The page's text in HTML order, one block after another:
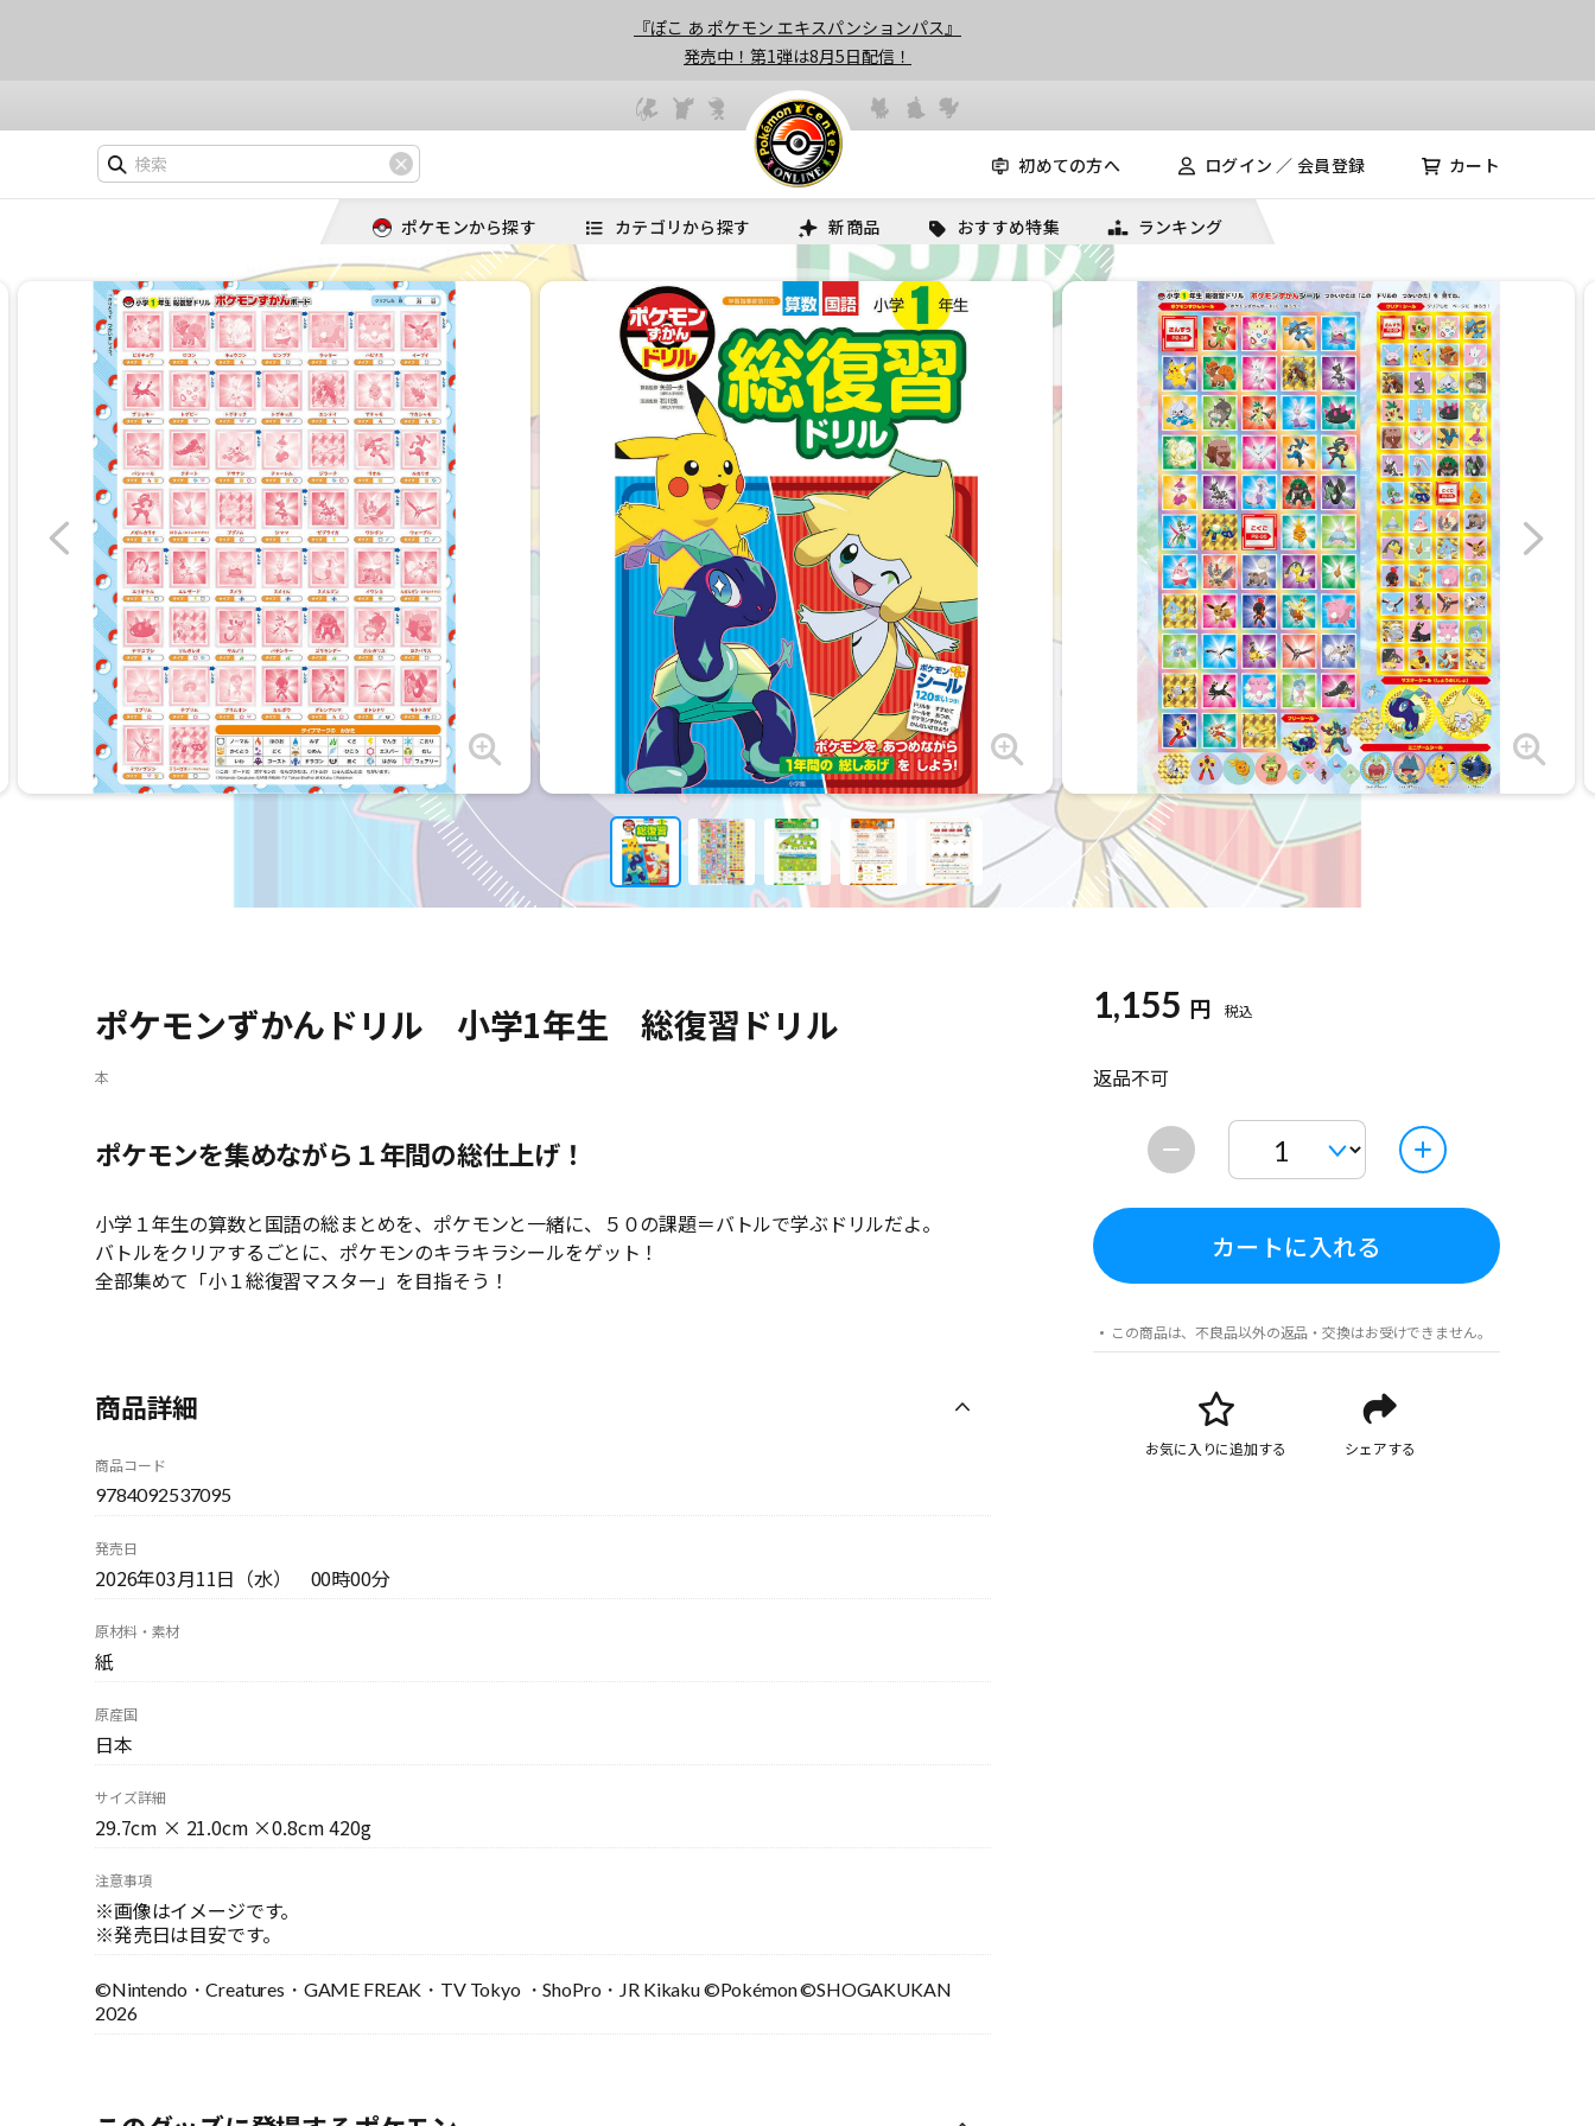
『ぽこ あ ポケモン エキスパンションパス』
発売中！第1弾は8月5日配信！
初めての方へ ログイン ／ 会員登録 カート
ポケモンから探す カテゴリから探す 新商品 おすすめ特集 ランキング
ポケモンずかんドリル 小学1年生 総復習ドリル
本
1,155 円 税込
返品不可
カートに入れる
この商品は、不良品以外の返品・交換はお受けできません。
お気に入りに追加する シェアする
ポケモンを集めながら１年間の総仕上げ！
小学１年生の算数と国語の総まとめを、ポケモンと一緒に、５０の課題＝バトルで学ぶドリルだよ。
バトルをクリアするごとに、ポケモンのキラキラシールをゲット！
全部集めて「小１総復習マスター」を目指そう！
商品詳細
商品コード
9784092537095
発売日
2026年03月11日（水） 00時00分
原材料・素材
紙
原産国
日本
サイズ詳細
29.7cm × 21.0cm ×0.8cm 420g
注意事項
※画像はイメージです。
※発売日は目安です。
©Nintendo・Creatures・GAME FREAK・TV Tokyo ・ShoPro・JR Kikaku ©Pokémon ©SHOGAKUKAN
2026